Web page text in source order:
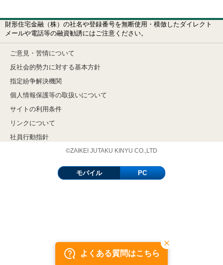
財形住宅金融（株）の社名や登録番号を無断使用・模倣したダイレクト
メールや電話等の融資勧誘にはご注意ください。
ご意見・苦情について
反社会的勢力に対する基本方針
指定紛争解決機関
個人情報保護等の取扱いについて
サイトの利用条件
リンクについて
社員行動指針
©ZAIKEI JUTAKU KINYU CO.,LTD
モバイル PC